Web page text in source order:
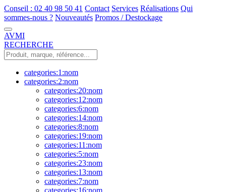
Conseil : 02 40 98 50 41 Contact Services Réalisations Qui
sommes-nous ? Nouveautés Promos / Destockage
AVMI
RECHERCHE
categories:1:nom
categories:2:nom
categories:20:nom
categories:12:nom
categories:6:nom
categories:14:nom
categories:8:nom
categories:19:nom
categories:11:nom
categories:5:nom
categories:23:nom
categories:13:nom
categories:7:nom
categories:16:nom